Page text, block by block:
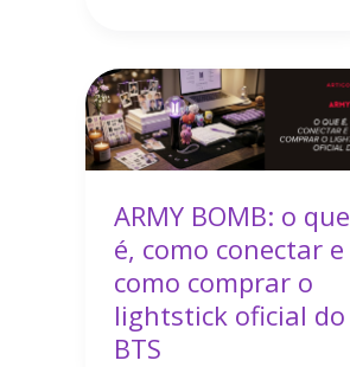
ARMY BOMB: o que
é, como conectar e
como comprar o
lightstick oficial do
BTS